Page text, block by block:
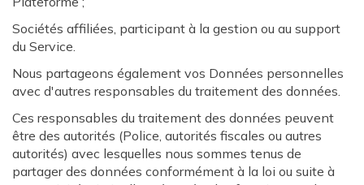
Sociétés affiliées, participant à la gestion ou au support
du Service.
Nous partageons également vos Données personnelles
avec d'autres responsables du traitement des données.
Ces responsables du traitement des données peuvent
être des autorités (Police, autorités fiscales ou autres
autorités) avec lesquelles nous sommes tenus de
partager des données conformément à la loi ou suite à